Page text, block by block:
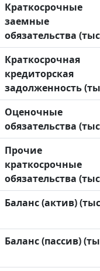
Краткосрочные
заемные
обязательства
Краткосрочная
кредиторская
задолженность
Оценочные
обязательства
Прочие
краткосрочные
обязательства
Баланс (актив)
Баланс (пассив)